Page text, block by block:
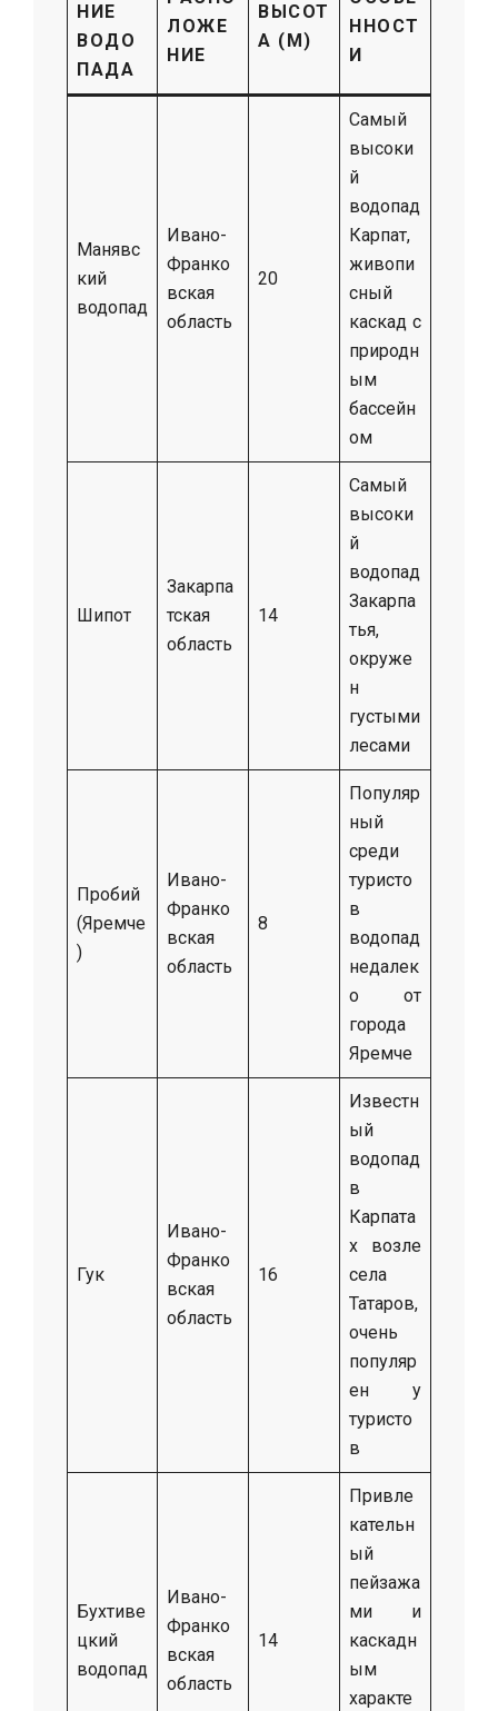
НИЕ
ВОДО
ПАДА
ЛОЖЕ
НИЕ
ВЫСОТ
А (М)
ННОСТ
И
Манявс
кий
водопад
Ивано-
Франко
вская
область
20
Самый
высоки
й
водопад
Карпат,
живопи
сный
каскад с
природн
ым
бассейн
ом
Шипот
Закарпа
тская
область
14
Самый
высоки
й
водопад
Закарпа
тья,
окруже
н
густыми
лесами
Пробий
(Яремче
)
Ивано-
Франко
вская
область
8
Популяр
ный
среди
туристо
в
водопад
недалек
о от
города
Яремче
Гук
Ивано-
Франко
вская
область
16
Известн
ый
водопад
в
Карпата
х возле
села
Татаров,
очень
популяр
ен у
туристо
в
Бухтиве
цкий
водопад
Ивано-
Франко
вская
область
14
Привле
кательн
ый
пейзажа
ми и
каскадн
ым
характе